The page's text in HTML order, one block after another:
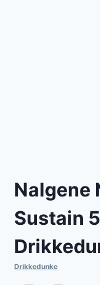
Nalgene
Sustain
Drikkedunke